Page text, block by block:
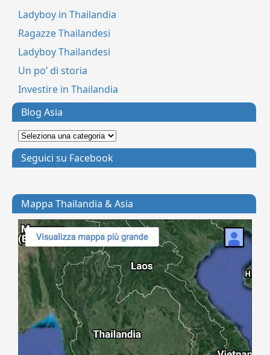
Ladyboy in Thailandia
Ragazze Thailandesi
Ladyboy Thailandesi
Un po’ di storia
Investire in Thailandia
Blog Asia
Seguici su Facebook
Mappa Thailandia & Asia